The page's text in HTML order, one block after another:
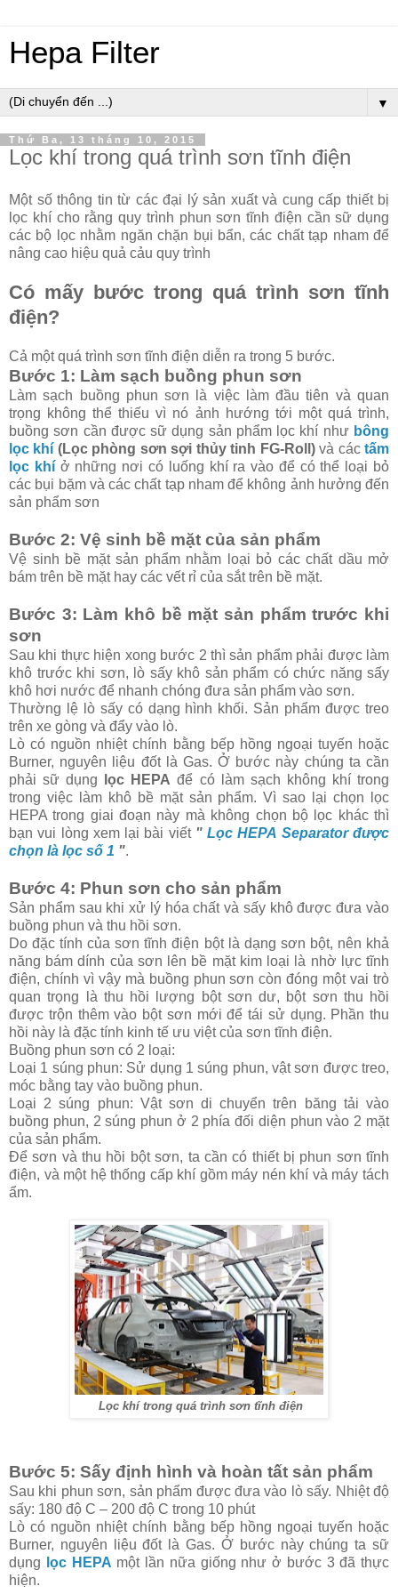
Hepa Filter
▼
Thứ Ba, 13 tháng 10, 2015
Lọc khí trong quá trình sơn tĩnh điện
Một số thông tin từ các đại lý sản xuất và cung cấp thiết bị
lọc khí cho rằng quy trình phun sơn tĩnh điện cần sữ dụng
các bộ lọc nhằm ngăn chặn bụi bẩn, các chất tạp nham để
nâng cao hiệu quả cảu quy trình
Có mấy bước trong quá trình sơn tĩnh
điện?
Cả một quá trình sơn tĩnh điện diễn ra trong 5 bước.
Bước 1: Làm sạch buồng phun sơn
Làm sạch buồng phun sơn là việc làm đầu tiên và quan
trọng không thể thiếu vì nó ảnh hướng tới một quá trình,
buồng sơn cần được sữ dụng sản phẩm lọc khí như bông
lọc khí (Lọc phòng sơn sợi thủy tinh FG-Roll)và cáctấm
lọc khíở những nơi có luống khí ra vào để có thể loại bỏ
các bụi bặm và các chất tạp nham để không ảnh hưởng đến
sản phẩm sơn
Bước 2: Vệ sinh bề mặt của sản phẩm
Vệ sinh bề mặt sản phẩm nhằm loại bỏ các chất dầu mở
bám trên bề mặt hay các vết rỉ của sắt trên bề mặt.
Bước 3: Làm khô bề mặt sản phẩm trước khi
sơn
Sau khi thực hiện xong bước 2 thì sản phẩm phải được làm
khô trước khi sơn, lò sấy khô sản phẩm có chức năng sấy
khô hơi nước để nhanh chóng đưa sản phẩm vào sơn.
Thường lệ lò sấy có dạng hình khối. Sản phẩm được treo
trên xe gòng và đẩy vào lò.
Lò có nguồn nhiệt chính bằng bếp hồng ngoại tuyến hoặc
Burner, nguyên liệu đốt là Gas. Ở bước này chúng ta cần
phải sữ dụng
lọc HEPA để có làm sạch không khí trong
trong việc làm khô bề mặt sản phẩm. Vì sao lại chọn lọc
HEPA trong giai đoạn này mà không chọn bộ lọc khác thì
bạn vui lòng xem lại bài viết "Lọc HEPA Separator được
chọn là lọc số 1 ".
Bước 4: Phun sơn cho sản phẩm
Sản phẩm sau khi xử lý hóa chất và sấy khô được đưa vào
buồng phun và thu hồi sơn.
Do đặc tính của sơn tĩnh điện bột là dạng sơn bột, nên khả
năng bám dính của sơn lên bề mặt kim loại là nhờ lực tĩnh
điện, chính vì vậy mà buồng phun sơn còn đóng một vai trò
quan trọng là thu hồi lượng bột sơn dư, bột sơn thu hồi
được trộn thêm vào bột sơn mới để tái sử dụng. Phần thu
hồi này là đặc tính kinh tế ưu việt của sơn tĩnh điện.
Buồng phun sơn có 2 loại:
Loại 1 súng phun: Sử dụng 1 súng phun, vật sơn được treo,
móc bằng tay vào buồng phun.
Loại 2 súng phun: Vật sơn di chuyển trên băng tải vào
buồng phun, 2 súng phun ở 2 phía đối diện phun vào 2 mặt
của sản phẩm.
Để sơn và thu hồi bột sơn, ta cần có thiết bị phun sơn tĩnh
điện, và một hệ thống cấp khí gồm máy nén khí và máy tách
ẩm.
Lọc khí trong quá trình sơn tĩnh điện
Bước 5: Sấy định hình và hoàn tất sản phẩm
Sau khi phun sơn, sản phẩm được đưa vào lò sấy. Nhiệt độ
sấy: 180 độ C – 200 độ C trong 10 phút
Lò có nguồn nhiệt chính bằng bếp hồng ngoại tuyến hoặc
Burner, nguyên liệu đốt là Gas. Ở bước này chúng ta sữ
dụng
lọc HEPA một lần nữa giống như ở bước 3 đã thực
hiện.